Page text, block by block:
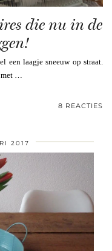
die nu in de
laagje sneeuw op straat.
…
8 REACTIES
2017